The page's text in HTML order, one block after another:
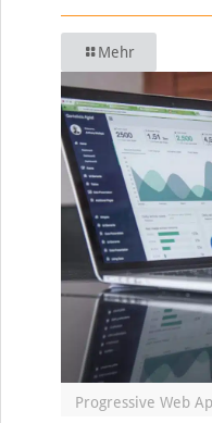
Mehr
Progressive Web